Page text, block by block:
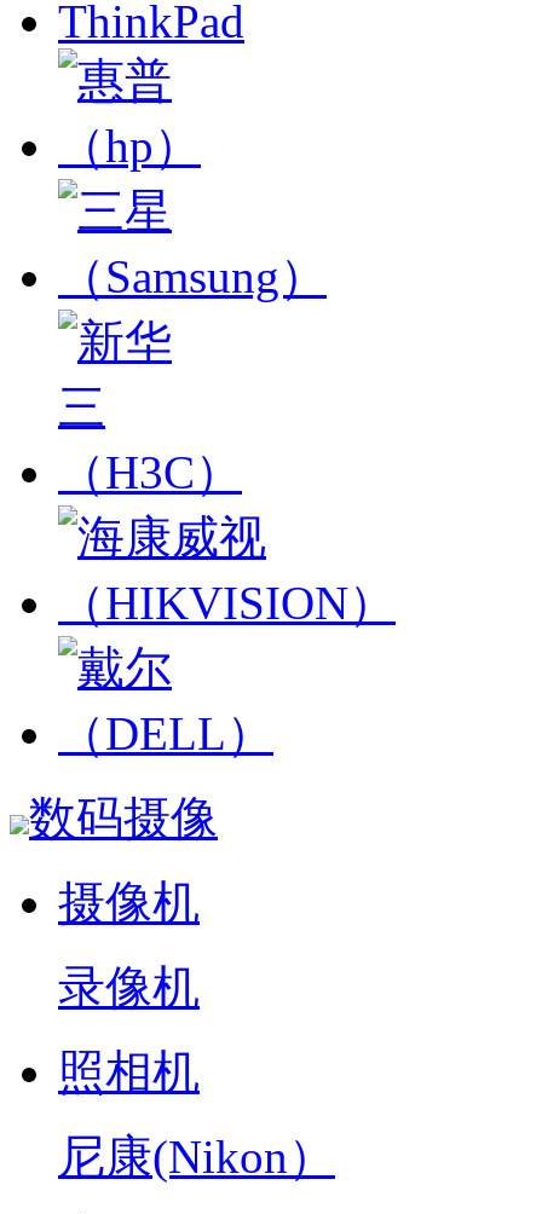
数码摄像
摄像机
录像机
照相机
尼康(Nikon）